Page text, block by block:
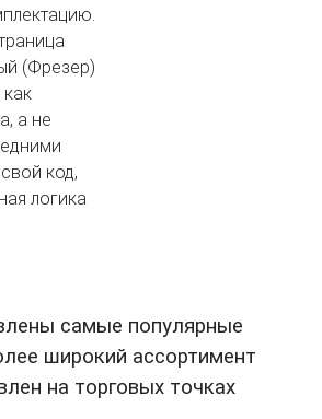
(Фрезер)
а не
код,
логика
самые популярные
широкий ассортимент
на торговых точках